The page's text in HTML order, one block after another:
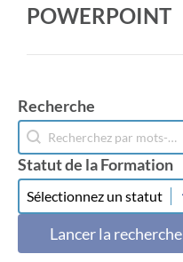
POWERPOINT
Recherche
Recherche
Recherche
Statut de la Formation
Statut de la Formation
Statut de la Formation
Lancer la recherche